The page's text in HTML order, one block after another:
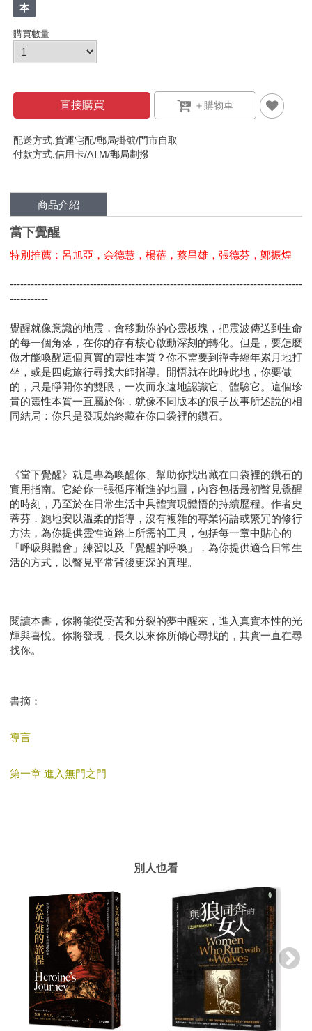
本
購買數量
直接購買
配送方式:貨運宅配/郵局掛號/門市自取
付款方式:信用卡/ATM/郵局劃撥
商品介紹
當下覺醒
特別推薦：呂旭亞，余德慧，楊蓓，蔡昌雄，張德芬，鄭振煌
------------------------------------------------------------------------------------
-----------
覺醒就像意識的地震，會移動你的心靈板塊，把震波傳送到生命
的每一個角落，在你的存有核心啟動深刻的轉化。但是，要怎麼
做才能喚醒這個真實的靈性本質？你不需要到禪寺經年累月地打
坐，或是四處旅行尋找大師指導。開悟就在此時此地，你要做
的，只是睜開你的雙眼，一次而永遠地認識它、體驗它。這個珍
貴的靈性本質一直屬於你，就像不同版本的浪子故事所述說的相
同結局：你只是發現始終藏在你口袋裡的鑽石。
《當下覺醒》就是專為喚醒你、幫助你找出藏在口袋裡的鑽石的
實用指南。它給你一張循序漸進的地圖，內容包括最初瞥見覺醒
的時刻，乃至於在日常生活中具體實現體悟的持續歷程。作者史
蒂芬．鮑地安以溫柔的指導，沒有複雜的專業術語或繁冗的修行
方法，為你提供靈性道路上所需的工具，包括每一章中貼心的
「呼吸與體會」練習以及「覺醒的呼喚」，為你提供適合日常生
活的方式，以瞥見平常背後更深的真理。
閱讀本書，你將能從受苦和分裂的夢中醒來，進入真實本性的光
輝與喜悅。你將發現，長久以來你所傾心尋找的，其實一直在尋
找你。
書摘：
導言
第一章 進入無門之門
別人也看